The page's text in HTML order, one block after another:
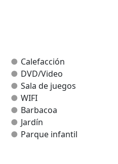
dos plantas. En la planta
con sala de juegos y un
doble y un baño. En la
tres habitaciones dobles y
una mesa y sillas y un
y columpios.dsispone
Calefacción
DVD/Video
Sala de juegos
WIFI
Barbacoa
Jardín
Parque infantil